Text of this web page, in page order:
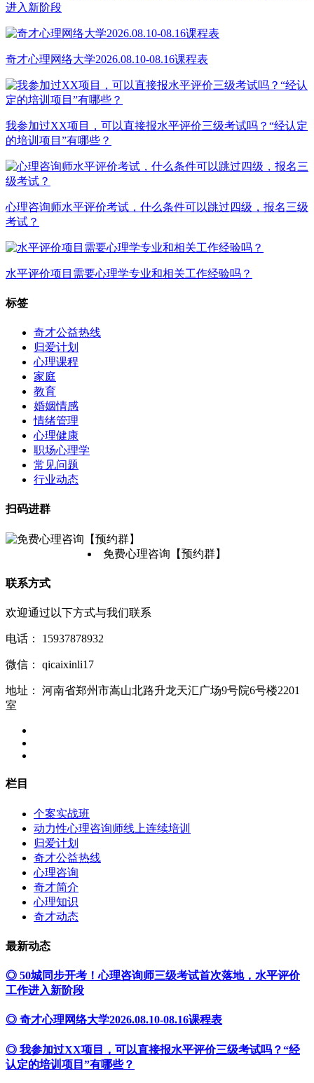
进入新阶段
奇才心理网络大学2026.08.10-08.16课程表
我参加过XX项目，可以直接报水平评价三级考试吗？“经认定
的培训项目”有哪些？
心理咨询师水平评价考试，什么条件可以跳过四级，报名三级
考试？
水平评价项目需要心理学专业和相关工作经验吗？
标签
奇才公益热线
归爱计划
心理课程
家庭
教育
婚姻情感
情绪管理
心理健康
职场心理学
常见问题
行业动态
扫码进群
免费心理咨询【预约群】
联系方式
欢迎通过以下方式与我们联系
电话： 15937878932
微信： qicaixinli17
地址：
河南省郑州市嵩山北路升龙天汇广场9号院6号楼2201
室
栏目
个案实战班
动力性心理咨询师线上连续培训
归爱计划
奇才公益热线
心理咨询
奇才简介
心理知识
奇才动态
最新动态
◎ 50城同步开考！心理咨询师三级考试首次落地，水平评价
工作进入新阶段
◎ 奇才心理网络大学2026.08.10-08.16课程表
◎ 我参加过XX项目，可以直接报水平评价三级考试吗？“经
认定的培训项目”有哪些？